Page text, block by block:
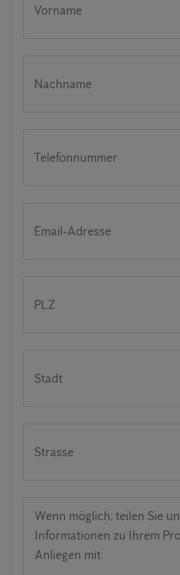
Vorname
Nachname
Telefonnummer
Email-Adresse
PLZ
Stadt
Strasse
Wenn möglich, teilen Sie
Informationen zu Ihrem
Anliegen mit: